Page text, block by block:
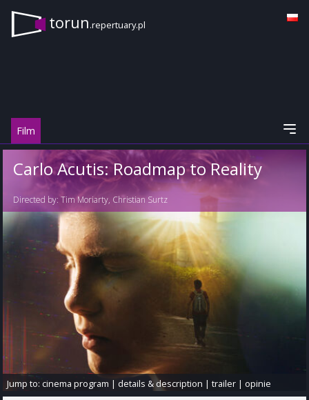
torun.repertuary.pl
Film
Carlo Acutis: Roadmap to Reality
Directed by:Tim Moriarty, Christian Surtz
Jump to:cinema program |details & description |trailer |opinie